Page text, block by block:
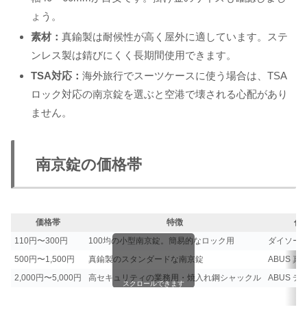
ょう。
素材： 真鍮製は耐候性が高く屋外に適しています。ステ
ンレス製は錆びにくく長期間使用できます。
TSA対応： 海外旅行でスーツケースに使う場合は、TSA
ロック対応の南京錠を選ぶと空港で壊される心配があり
ません。
南京錠の価格帯
価格帯 特徴
代
110円〜300円
100均の小型南京錠。簡易的なロック用
ダイソー
500円〜1,500円
真鍮製のスタンダードな南京錠
ABUS 真
2,000円〜5,000円
高セキュリティの業務用・焼入れ鋼シャックル ABUS デ
スクロールできます